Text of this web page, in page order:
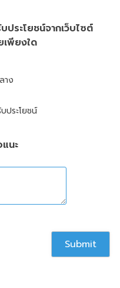
ประโยชน์จากเว็บไซต์
เพียงใด
าง
ประโยชน์
นะ